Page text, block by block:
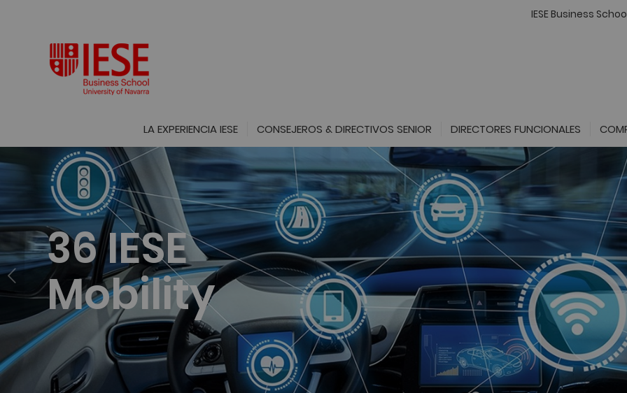
IESE Business
LA EXPERIENCIA IESE CONSEJEROS & DIRECTIVOS SENIOR DIRECTORES FUNCIONALES